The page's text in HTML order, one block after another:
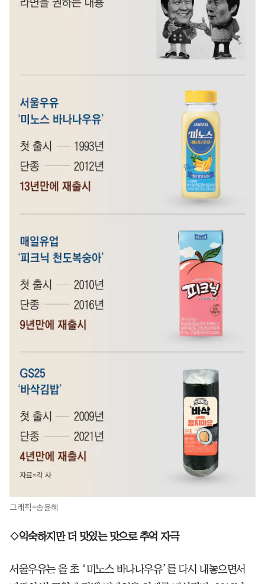
그래픽=송윤혜
◇익숙하지만 더 맛있는 맛으로 추억 자극
서울우유는 올 초 ‘미노스 바나나우유’를 다시 내놓으면서